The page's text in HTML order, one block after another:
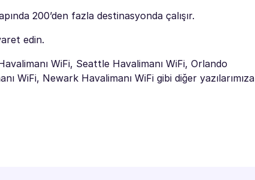
200’den fazla destinasyonda çalışır.
edin.
WiFi, Seattle Havalimanı WiFi, Orlando
WiFi, Newark Havalimanı WiFi gibi diğer yazılarımıza